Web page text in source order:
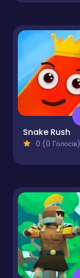
Snake Rush
0 (0 Голосів)